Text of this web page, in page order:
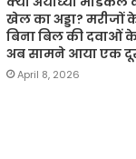
खेल का अड्डा? मरीजों
बिना बिल की दवाओं
अब सामने आया एक
April 8, 2026